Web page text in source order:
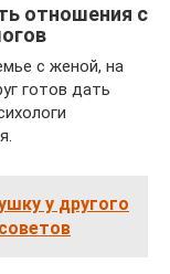
отношения с
с женой, на
готов дать
у другого